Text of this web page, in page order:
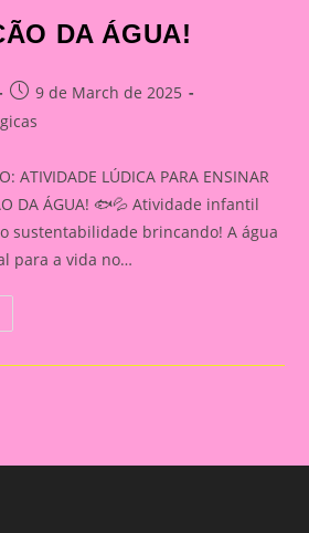
DA ÁGUA!
Post
published:
9 de March de 2025
ATIVIDADE LÚDICA PARA ENSINAR
DA ÁGUA! 🐟💦 Atividade infantil
sustentabilidade brincando! A água
para a vida no…